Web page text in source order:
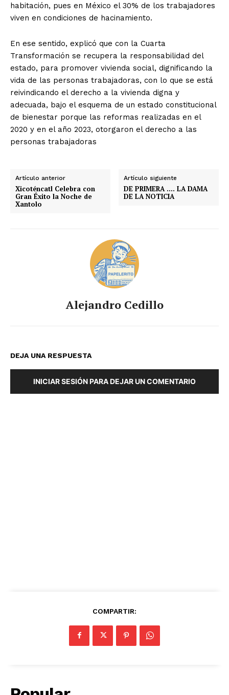
habitación, pues en México el 30% de los trabajadores
viven en condiciones de hacinamiento.
En ese sentido, explicó que con la Cuarta
Transformación se recupera la responsabilidad del
estado, para promover vivienda social, dignificando la
vida de las personas trabajadoras, con lo que se está
reivindicando el derecho a la vivienda digna y
adecuada, bajo el esquema de un estado constitucional
de bienestar porque las reformas realizadas en el
2020 y en el año 2023, otorgaron el derecho a las
personas trabajadoras
Artículo anterior
Xicoténcatl Celebra con
Gran Éxito la Noche de
Xantolo
Artículo siguiente
DE PRIMERA …. LA DAMA
DE LA NOTICIA
Alejandro Cedillo
DEJA UNA RESPUESTA
INICIAR SESIÓN PARA DEJAR UN COMENTARIO
COMPARTIR: